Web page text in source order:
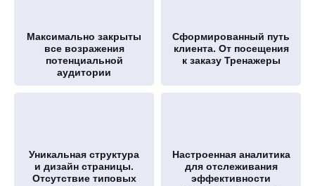
Максимально закрыты
все возражения
потенциальной
аудитории
Сформированный путь
клиента. От посещения
к заказу Тренажеры
Уникальная структура
и дизайн страницы.
Отсутствие типовых
Настроенная аналитика
для отслеживания
эффективности